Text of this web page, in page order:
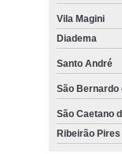
Vila Magini
Diadema
Santo André
São Bernardo
São Caetano
Ribeirão Pires